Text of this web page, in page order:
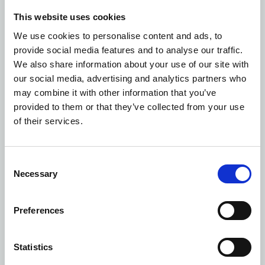
This website uses cookies
We use cookies to personalise content and ads, to
provide social media features and to analyse our traffic.
We also share information about your use of our site with
our social media, advertising and analytics partners who
may combine it with other information that you’ve
provided to them or that they’ve collected from your use
of their services.
Selection
Necessary
Preferences
Statistics
για κολύμβηση ή άσκηση. Επιλογή υδρομασάζ
Φυσικός καθαρισμός νερού με όζον για απόλυτη
διαύγεια και καθαρότητα. Αυτόματος έλεγχος
χημικών παραμέτρων (pH, ORP) σύμφωνα με τα
αυστηρότερα πρότυπα του Γερμανικού
Οργανισμού Τυποποίησης DIN
ΛΕΠΤΟΜΕΡΕΙΕΣ
Υπηρεσία καθαριότητας δύο φορές την ημέρα
Μίνι μπαρ με επώνυμες μάρκες ποτών